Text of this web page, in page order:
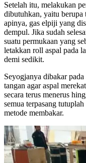
Setelah itu, melakukan
dibutuhkan, yaitu
apinya, gas elpiji yang
dempul. Jika sudah
suatu permukaan yang
letakkan roll aspal pada
demi sedikit.
Seyogjanya dibakar
tangan agar aspal
secara terus menerus
semua terpasang
metode membakar.